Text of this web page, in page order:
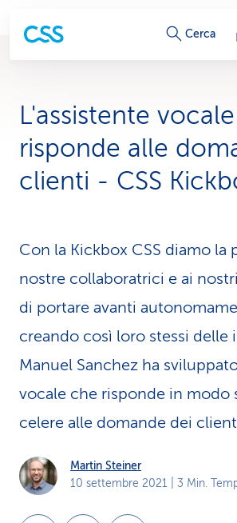
c
e
g
m
e
n
i
d
s
Cerca
L'assistente vocale
risponde alle
clienti - CSS
Con la Kickbox CSS diamo la
nostre collaboratrici e ai
di portare avanti
creando così loro stessi delle
Manuel Sanchez ha
vocale che risponde in modo
celere alle domande dei
Martin Steiner
10 settembre 2021 | 3 Min.